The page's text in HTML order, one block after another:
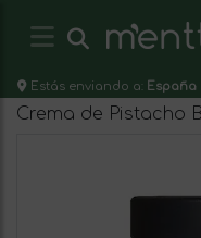
Estás enviando a: España
Crema de Pistacho